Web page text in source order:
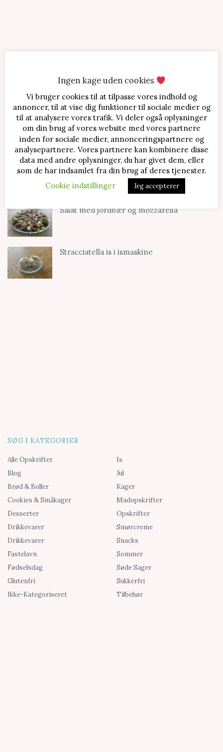
SENESTE OPSKRIFTER
Jordbærtærte med mascarponecreme
Klassisk cheesecake med kirsebær
Salat med jordbær og mozzarella
Stracciatella is i ismaskine
SØG I KATEGORIER
Alle Opskrifter
Blog
Brød & Boller
Cookies & Småkager
Desserter
Drikkevarer
Drikkevarer
Fastelavn
Fødselsdag
Glutenfri
Ikke-Kategoriseret
Is
Jul
Kager
Madopskrifter
Opskrifter
Smørcreme
Snacks
Sommer
Søde Sager
Sukkerfri
Tilbehør
Ingen kage uden cookies
Vi bruger cookies til at tilpasse vores indhold og
annoncer, til at vise dig funktioner til sociale medier og
til at analysere vores trafik. Vi deler også oplysninger
om din brug af vores website med vores partnere
inden for sociale medier, annonceringspartnere og
analysepartnere. Vores partnere kan kombinere disse
data med andre oplysninger, du har givet dem, eller
som de har indsamlet fra din brug af deres tjenester.
Cookie indstillinger
Jeg accepterer